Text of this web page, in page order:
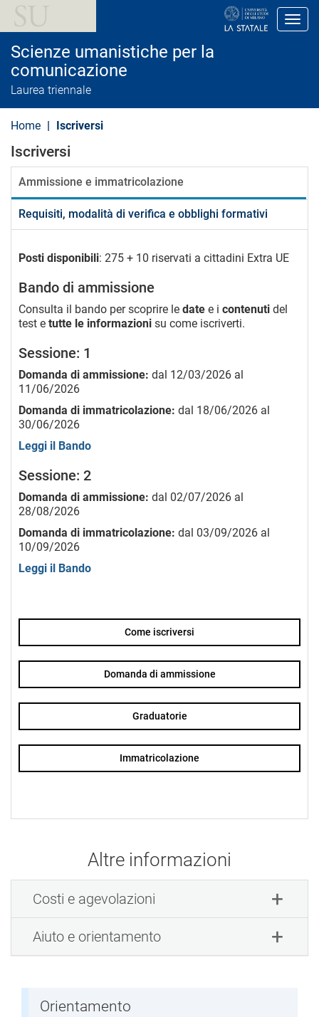
l
Scienze umanistiche per la
comunicazione
Laurea triennale
Home Iscriversi
Iscriversi
Ammissione e immatricolazione
Requisiti, modalità di verifica e obblighi formativi
Posti disponibili: 275 + 10 riservati a cittadini Extra UE
Bando di ammissione
Consulta il bando per scoprire le date e i contenuti del
test e tutte le informazioni su come iscriverti.
Sessione: 1
Domanda di ammissione: dal 12/03/2026 al
11/06/2026
Domanda di immatricolazione: dal 18/06/2026 al
30/06/2026
Leggi il Bando
Sessione: 2
Domanda di ammissione: dal 02/07/2026 al
28/08/2026
Domanda di immatricolazione: dal 03/09/2026 al
10/09/2026
Leggi il Bando
Come iscriversi
Domanda di ammissione
Graduatorie
Immatricolazione
Altre informazioni
Costi e agevolazioni
Aiuto e orientamento
Orientamento